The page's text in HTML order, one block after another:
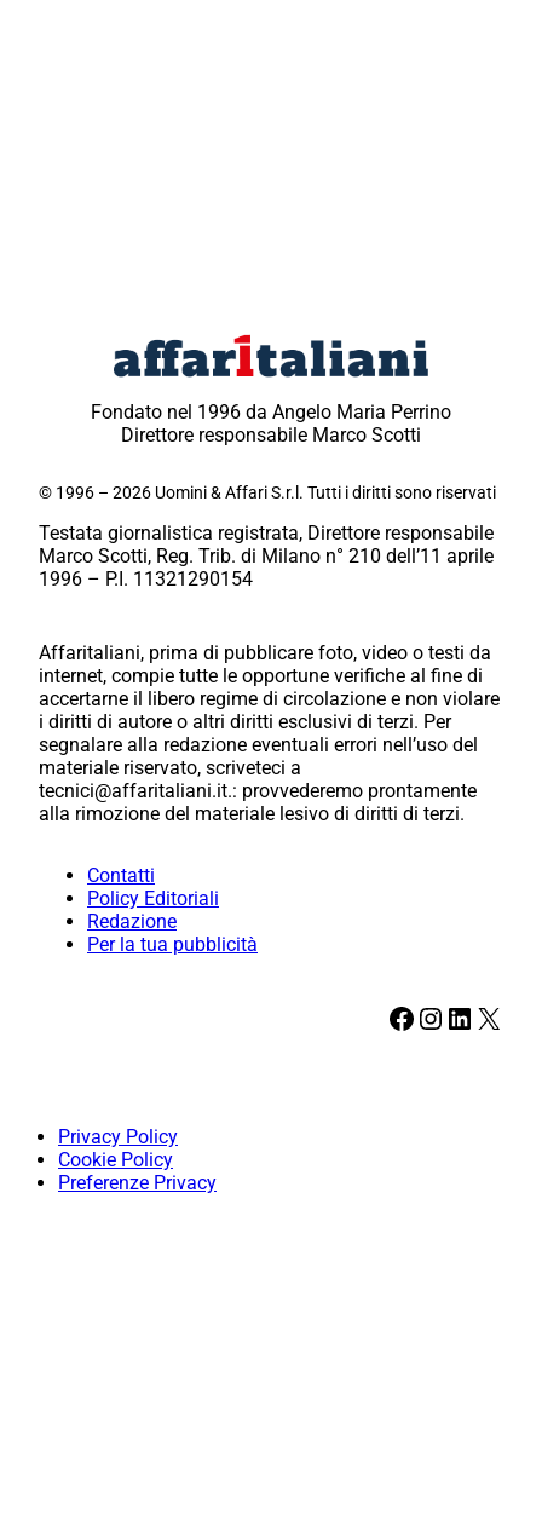
Fondato nel 1996 da Angelo Maria Perrino
Direttore responsabile Marco Scotti
© 1996 – 2026 Uomini & Affari S.r.l. Tutti i diritti sono riservati
Testata giornalistica registrata, Direttore responsabile
Marco Scotti, Reg. Trib. di Milano n° 210 dell’11 aprile
1996 – P.I. 11321290154
Affaritaliani, prima di pubblicare foto, video o testi da
internet, compie tutte le opportune verifiche al fine di
accertarne il libero regime di circolazione e non violare
i diritti di autore o altri diritti esclusivi di terzi. Per
segnalare alla redazione eventuali errori nell’uso del
materiale riservato, scriveteci a
tecnici@affaritaliani.it.: provvederemo prontamente
alla rimozione del materiale lesivo di diritti di terzi.
Contatti
Policy Editoriali
Redazione
Per la tua pubblicità
Facebook Instagram LinkedIn X
Privacy Policy
Cookie Policy
Preferenze Privacy